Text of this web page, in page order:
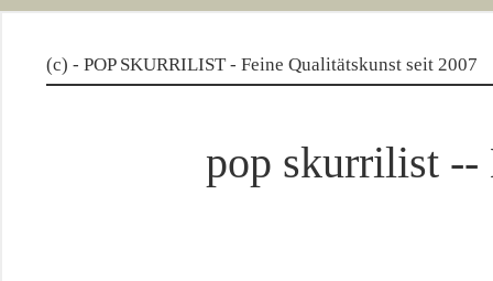
(c) - POP SKURRILIST - Feine Qualitätskunst seit 2007
pop skurrilist